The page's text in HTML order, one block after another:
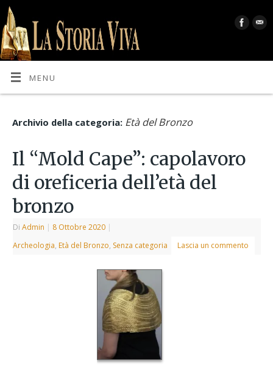
MENU
Archivio della categoria: Età del Bronzo
Il “Mold Cape”: capolavoro
di oreficeria dell’età del
bronzo
DiAdmin | 8 Ottobre 2020 |
Archeologia, Età del Bronzo, Senza categoria Lascia un commento